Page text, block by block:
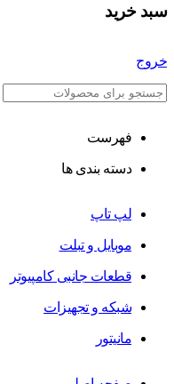
سبد خرید
خروج
فهرست
دسته بندی ها
لپ تاپ
موبایل و تبلت
قطعات جانبی کامپیوتر
شبکه و تجهیزات
مانیتور